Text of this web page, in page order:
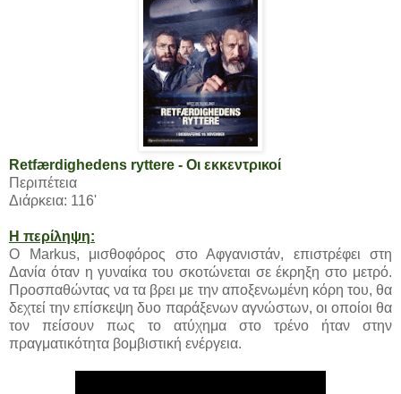
Retfærdighedens ryttere - Οι εκκεντρικοί
Περιπέτεια
Διάρκεια: 116'
Η περίληψη:
Ο Markus, μισθοφόρος στο Αφγανιστάν, επιστρέφει στη
Δανία όταν η γυναίκα του σκοτώνεται σε έκρηξη στο μετρό.
Προσπαθώντας να τα βρει με την αποξενωμένη κόρη του, θα
δεχτεί την επίσκεψη δυο παράξενων αγνώστων, οι οποίοι θα
τον πείσουν πως το ατύχημα στο τρένο ήταν στην
πραγματικότητα βομβιστική ενέργεια.